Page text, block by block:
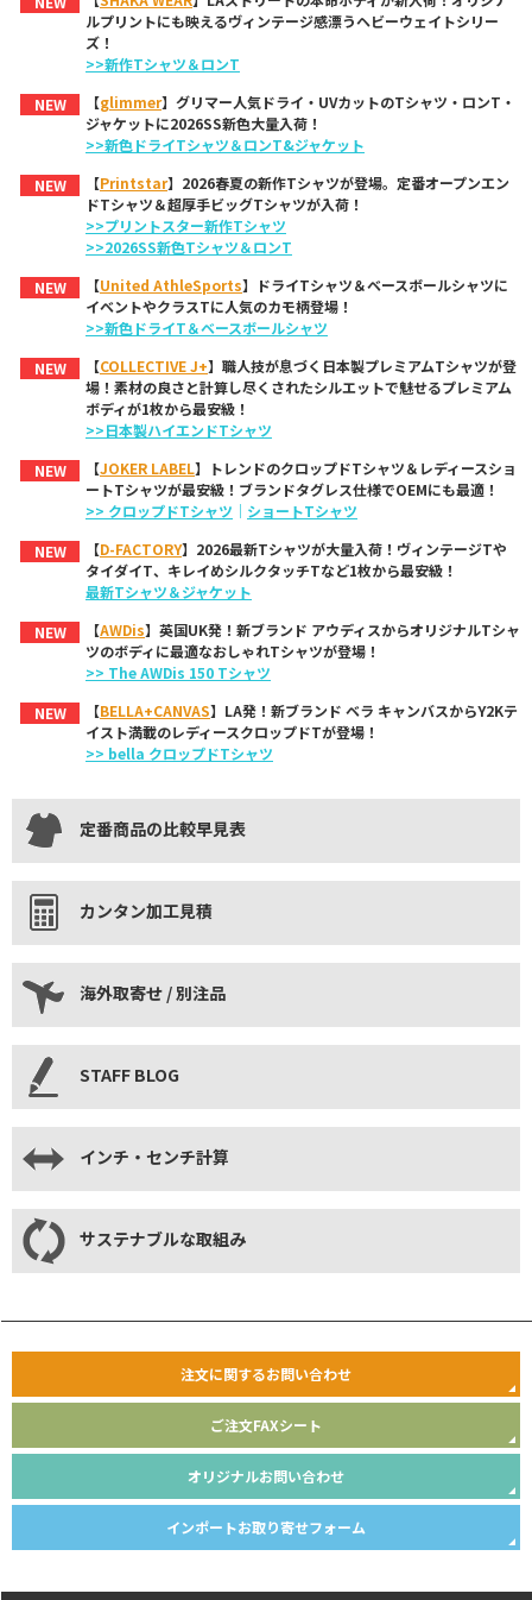
ルプリントにも映えるヴィンテージ感漂うヘビーウェイトシリー
ズ！
>>新作Tシャツ＆ロンT
NEW
【glimmer】グリマー人気ドライ・UVカットのTシャツ・ロンT・
ジャケットに2026SS新色大量入荷！
>>新色ドライTシャツ＆ロンT&ジャケット
NEW
【Printstar】2026春夏の新作Tシャツが登場。定番オープンエン
ドTシャツ＆超厚手ビッグTシャツが入荷！
>>プリントスター新作Tシャツ
>>2026SS新色Tシャツ＆ロンT
NEW
【United AthleSports】ドライTシャツ＆ベースボールシャツに
イベントやクラスTに人気のカモ柄登場！
>>新色ドライT＆ベースボールシャツ
NEW
【COLLECTIVE J+】職人技が息づく日本製プレミアムTシャツが登
場！素材の良さと計算し尽くされたシルエットで魅せるプレミアム
ボディが1枚から最安級！
>>日本製ハイエンドTシャツ
NEW
【JOKER LABEL】トレンドのクロップドTシャツ＆レディースショ
ートTシャツが最安級！ブランドタグレス仕様でOEMにも最適！
>> クロップドTシャツ ｜ ショートTシャツ
NEW
【D-FACTORY】2026最新Tシャツが大量入荷！ヴィンテージTや
タイダイT、キレイめシルクタッチTなど1枚から最安級！
最新Tシャツ＆ジャケット
NEW
【AWDis】英国UK発！新ブランド アウディスからオリジナルTシャ
ツのボディに最適なおしゃれTシャツが登場！
>> The AWDis 150 Tシャツ
NEW
【BELLA+CANVAS】LA発！新ブランド ベラ キャンバスからY2Kテ
イスト満載のレディースクロップドTが登場！
>> bella クロップドTシャツ
定番商品の比較早見表
カンタン加工見積
海外取寄せ / 別注品
STAFF BLOG
インチ・センチ計算
サステナブルな取組み
注文に関するお問い合わせ
ご注文FAXシート
オリジナルお問い合わせ
インポートお取り寄せフォーム